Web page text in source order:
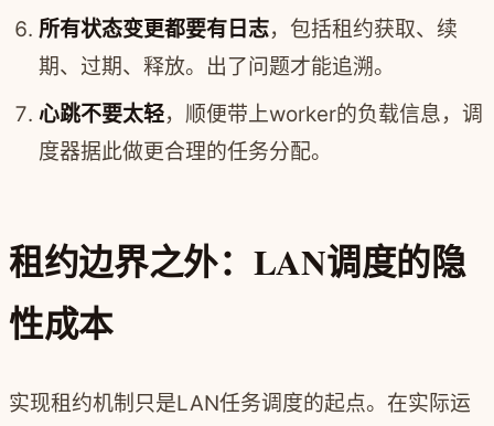
所有状态变更都要有日志，包括租约获取、续
期、过期、释放。出了问题才能追溯。
心跳不要太轻，顺便带上worker的负载信息，调
度器据此做更合理的任务分配。
租约边界之外：LAN调度的隐
性成本
实现租约机制只是LAN任务调度的起点。在实际运